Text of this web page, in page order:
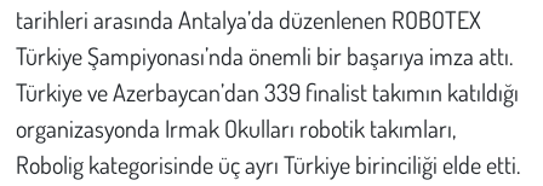
tarihleri arasında Antalya’da düzenlenen ROBOTEX
Türkiye Şampiyonası’nda önemli bir başarıya imza attı.
Türkiye ve Azerbaycan’dan 339 finalist takımın katıldığı
organizasyonda Irmak Okulları robotik takımları,
Robolig kategorisinde üç ayrı Türkiye birinciliği elde etti.
Çocuk
Kültür Sanat
Bilim - Teknoloji